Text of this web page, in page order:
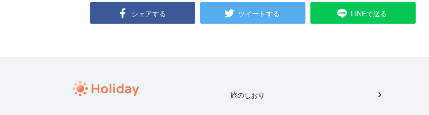
シェアする ツイートする LINEで送る
旅のしおり